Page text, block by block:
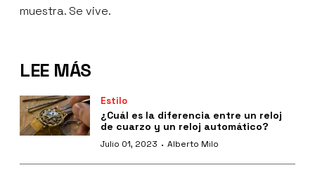
muestra. Se vive.
LEE MÁS
Estilo
¿Cuál es la diferencia entre un reloj
de cuarzo y un reloj automático?
Julio 01, 2023 · Alberto Milo